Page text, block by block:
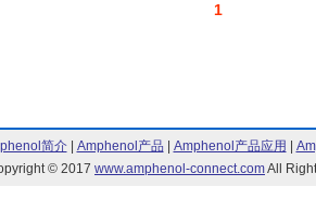
1
简介| Amphenol产品 Amphenol产品应用
© 2017 www.amphenol-connect.comAll